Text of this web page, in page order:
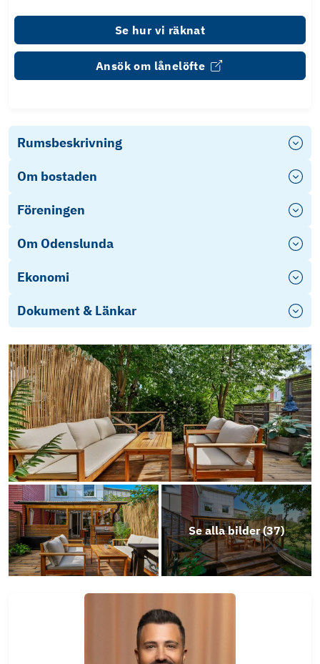
Se hur vi räknat
Ansök om lånelöfte
Rumsbeskrivning
Om bostaden
Föreningen
Om Odenslunda
Ekonomi
Dokument & Länkar
Brf-Heimdalen-Stadgar-2016
Energideklaration
Årsredovisning 2024/2025
Objektsbeskrivning
Se alla bilder (37)